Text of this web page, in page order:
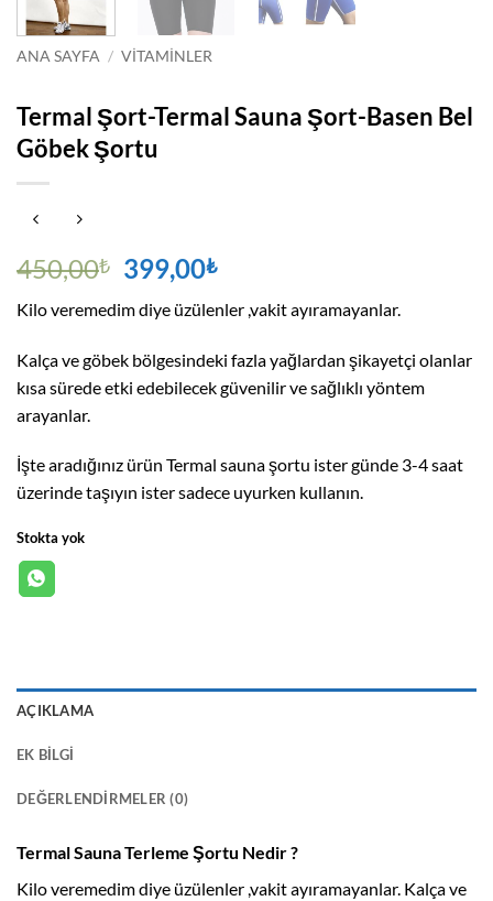
ANA SAYFA / VITAMINLER
Termal Şort-Termal Sauna Şort-Basen Bel
Göbek Şortu
450,00₺ Orijinal
fiyat:
450,00₺.
399,00₺Şu
fiyat:
399,00₺.
Kilo veremedim diye üzülenler ,vakit ayıramayanlar.
Kalça ve göbek bölgesindeki fazla yağlardan şikayetçi olanlar
kısa sürede etki edebilecek güvenilir ve sağlıklı yöntem
arayanlar.
İşte aradığınız ürün Termal sauna şortu ister günde 3-4 saat
üzerinde taşıyın ister sadece uyurken kullanın.
Stokta yok
AÇIKLAMA
EK BILGI
DEĞERLENDIRMELER (0)
Termal Sauna Terleme Şortu Nedir ?
Kilo veremedim diye üzülenler ,vakit ayıramayanlar. Kalça ve